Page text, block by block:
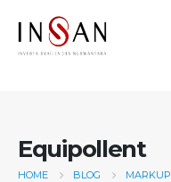
Equipollent
HOME BLOG MARKUP